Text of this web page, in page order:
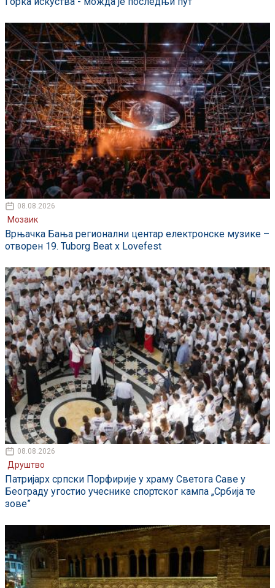
08.08.2026
Мозаик
Врњачка Бања регионални центар електронске музике –
отворен 19. Tuborg Beat x Lovefest
08.08.2026
Друштво
Патријарх српски Порфирије у храму Светога Саве у
Београду угостио учеснике спортског кампа „Србија те
зове”